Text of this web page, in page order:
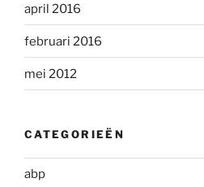
april 2016
februari 2016
mei 2012
CATEGORIEËN
abp